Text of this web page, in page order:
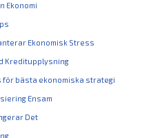
Ekonomi
Ekonomisk Stress
Kreditupplysning
för bästa ekonomiska strategi
Ensam
Det